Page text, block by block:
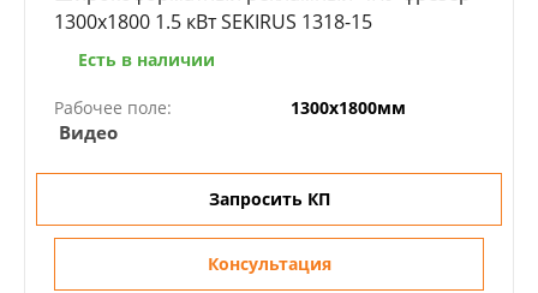
1300x1800 1.5 кВт SEKIRUS 1318-15
Есть в наличии
Рабочее поле: 1300х1800мм
Видео
Запросить КП
Консультация